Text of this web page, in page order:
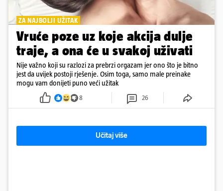
ZA NAJBOLJI UŽITAK
Vruće poze uz koje akcija dulje
traje, a ona će u svakoj uživati
Nije važno koji su razlozi za prebrzi orgazam jer ono što je bitno
jest da uvijek postoji rješenje. Osim toga, samo male preinake
mogu vam donijeti puno veći užitak
8 26
Učitaj više